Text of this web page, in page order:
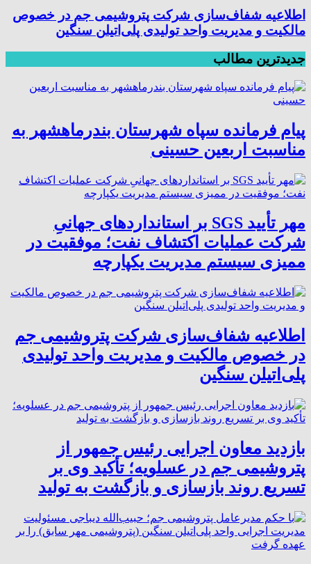
اطلاعیه شفاف‌سازی شرکت پتروشیمی جم در خصوص
مالکیت و مدیریت واحد تولیدی پلی‌اتیلن سنگین
جدیدترین مطالب
پیام فرمانده سپاه شهرستان بندرماهشهر به
مناسبت اربعین حسینی
مهر تأیید SGS بر استانداردهای جهانیِ
شرکت عملیات اکتشاف نفت؛ موفقیت در
ممیزی سیستم مدیریت یکپارچه
اطلاعیه شفاف‌سازی شرکت پتروشیمی جم
در خصوص مالکیت و مدیریت واحد تولیدی
پلی‌اتیلن سنگین
بازدید معاون اجرایی رئیس جمهور از
پتروشیمی جم در عسلویه؛ تأکید وی بر
تسریع روند بازسازی و بازگشت به تولید